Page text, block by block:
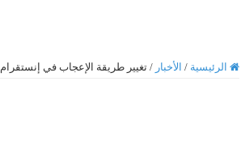
الرئيسية / الأخبار / تغيير طريقة الإعجاب في إنستقرام ٢٠٢٢